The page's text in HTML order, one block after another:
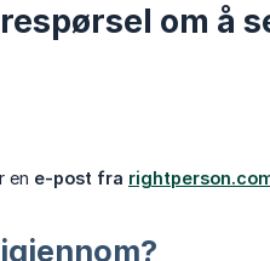
om å
en e-post fra